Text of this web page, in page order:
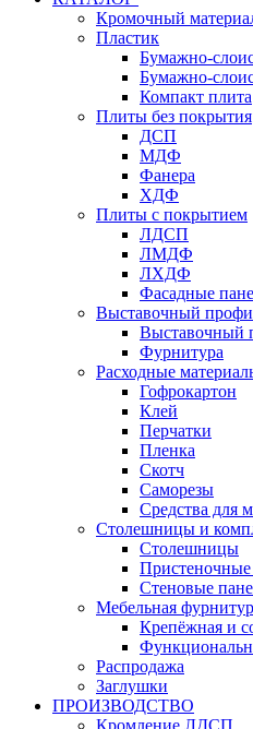
Кромочный
Пластик
Бумажно-
Бумажно-
Компакт плита
Плиты без покрытия
ДСП
МДФ
Фанера
ХДФ
Плиты с покрытием
ЛДСП
ЛМДФ
ЛХДФ
Фасадные
Выставочный
Выставочный
Фурнитура
Расходные
Гофрокартон
Клей
Перчатки
Пленка
Скотч
Саморезы
Средства для
Столешницы и
Столешницы
Пристеночные
Стеновые
Мебельная
Крепёжная и
Распродажа
Заглушки
ПРОИЗВОДСТВО
Кромление ЛДСП